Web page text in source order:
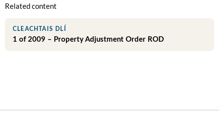
Related content
CLEACHTAIS DLÍ
1 of 2009 – Property Adjustment Order ROD